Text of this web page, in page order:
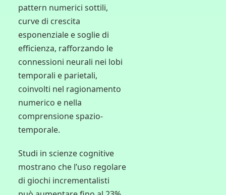
pattern numerici sottili,
curve di crescita
esponenziale e soglie di
efficienza, rafforzando le
connessioni neurali nei lobi
temporali e parietali,
coinvolti nel ragionamento
numerico e nella
comprensione spazio-
temporale.
Studi in scienze cognitive
mostrano che l’uso regolare
di giochi incrementalisti